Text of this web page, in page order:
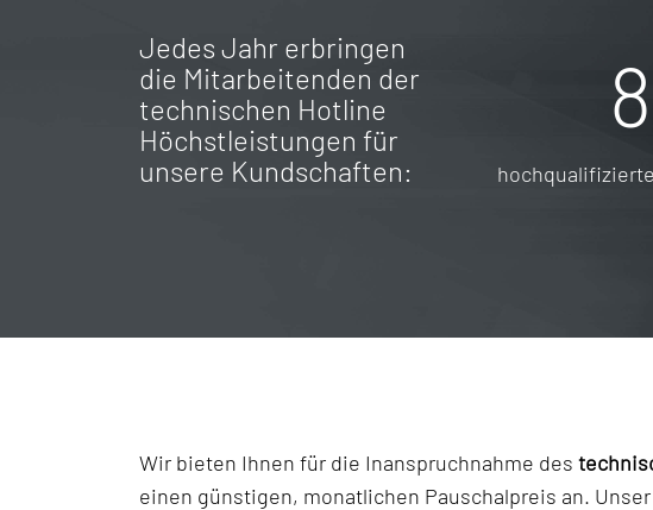
Jedes Jahr erbringen
die Mitarbeitenden der
technischen Hotline
Höchstleistungen für
unsere Kundschaften:
8
Wir bieten Ihnen für die Inanspruchnahme des
einen günstigen, monatlichen Pauschalpreis an.